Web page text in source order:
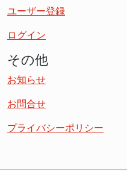
ユーザー登録
ログイン
その他
お知らせ
お問合せ
プライバシーポリシー